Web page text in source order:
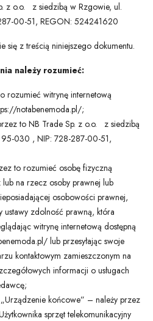
z o.o. z siedzibą w Rzgowie, ul.
00-51, REGON: 524241620
się z treścią niniejszego dokumentu.
należy rozumieć:
rozumieć witrynę internetową
notabenemoda.pl/;
to NB Trade Sp. z o.o. z siedzibą
030 , NIP: 728-287-00-51,
to rozumieć osobę fizyczną
na rzecz osoby prawnej lub
osobowości prawnej,
ustawy zdolność prawną, która
witrynę internetową dostępną
lub przesyłając swoje
kontaktowym zamieszczonym na
informacji o usługach
końcowe” – należy przez
sprzęt telekomunikacyjny